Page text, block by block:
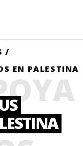
/
EN PALESTINA